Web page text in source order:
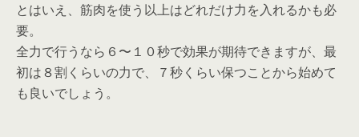
とはいえ、筋肉を使う以上はどれだけ力を入れるかも必
要。
全力で行うなら６〜１０秒で効果が期待できますが、最
初は８割くらいの力で、７秒くらい保つことから始めて
も良いでしょう。